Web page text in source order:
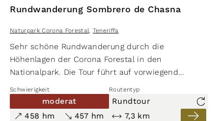
Rundwanderung Sombrero de Chasna
Naturpark Corona Forestal Teneriffa
Sehr schöne Rundwanderung durch die
Höhenlagen der Corona Forestal in den
Nationalpark. Die Tour führt auf vorwiegend
fabelhaften Ausblicken über den Süden der Insel
und vor allem über die Caldera las Cañadas zum
Schwierigkeit Routentyp
moderat
Rundtour
458 hm
457 hm 7,3 km